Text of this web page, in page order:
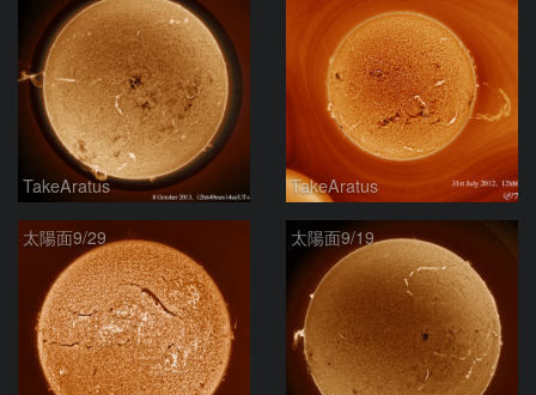
TakeAratus TakeAratus
太陽面9/29 太陽面9/19